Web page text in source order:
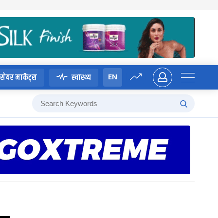
सेयर मार्केट्स स्वास्थ्य EN